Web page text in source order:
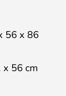
56 x 86
x 56 cm